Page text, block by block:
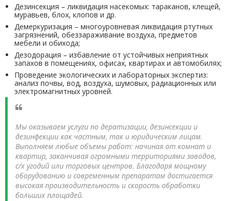
Дезинсекция – ликвидация насекомых: тараканов, клещей,
муравьев, блох, клопов и др.
Демеркуризация – многоуровневая ликвидация ртутных
загрязнений, обеззараживание воздуха, предметов
мебели и обихода;
Дезодорация – избавление от устойчивых неприятных
запахов в помещениях, офисах, квартирах и автомобилях;
Проведение экологических и лабораторных экспертиз:
анализ почвы, вод, воздуха, шумовых, радиационных или
электромагнитных уровней.
Мы оказываем услуги по дератизации, дезинсекции и
дезинфекции как частным, так и юридическим лицам.
Выполняем любые объемы работ: начиная от комнат и
квартир, заканчивая огромными территориями заводов,
с/х угодий или торговых центров. Благодаря мощному
оборудованию и современным препаратам достигается
высокая производительность и скорость обработки
больших площадей.